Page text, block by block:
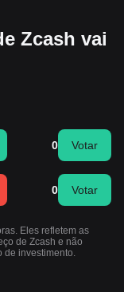
Zcash vai
0 Votar
0 Votar
Eles refletem as
de Zcash e não
de investimento.